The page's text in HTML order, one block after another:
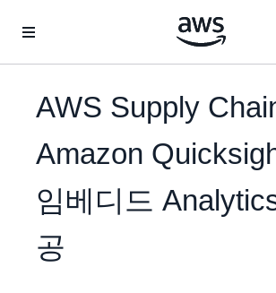
AWS Supply
Amazon
임베디드
공